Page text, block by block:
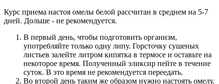
Курс приема настоя омелы белой рассчитан в среднем на 5-7
дней. Дольше - не рекомендуется.
В первый день, чтобы подготовить организм,
употребляйте только одну липу. Горсточку сушеных
листьев залейте литром кипятка в термосе и оставьте на
некоторое время. Полученный эликсир пейте в течение
суток. В это время не рекомендуется переедать.
Во второй день таким же образом нужно настоять омелу.